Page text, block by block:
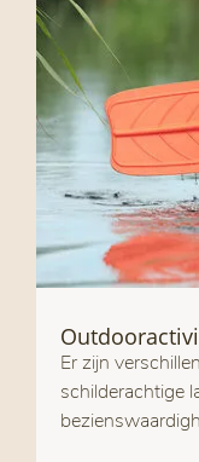
Er zijn
schilderachtige